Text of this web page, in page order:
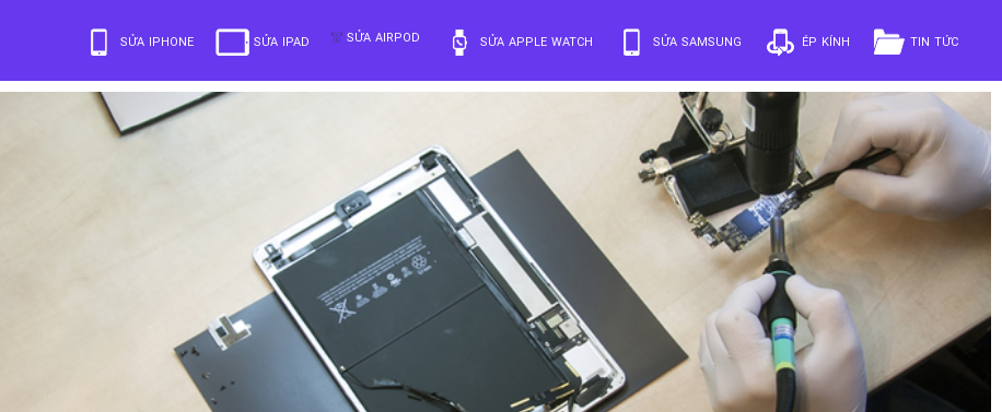
SỬA IPHONE SỬA IPAD SỬA AIRPOD SỬA APPLE WATCH SỬA SAMSUNG ÉP KÍNH TIN TỨC